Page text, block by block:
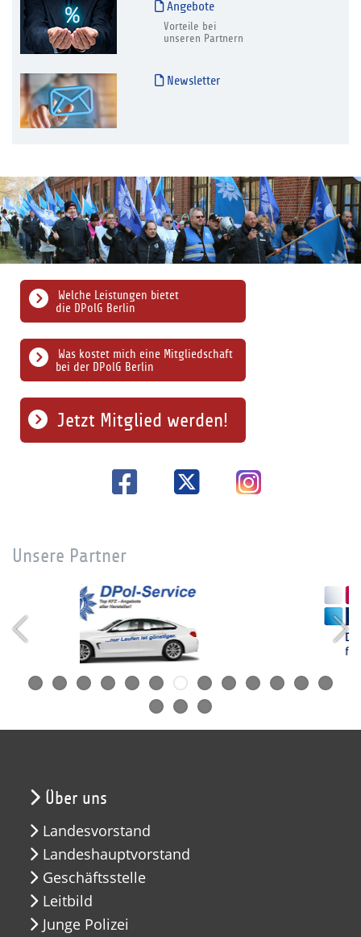
Angebote
Vorteile bei
unseren Partnern
Newsletter
Was kostet mich eine Mitgliedschaft
bei der DPolG Berlin
Welche Leistungen bietet
die DPolG Berlin
Jetzt Mitglied werden!
Unsere Partner
Über uns
Landesvorstand
Landeshauptvorstand
Geschäftsstelle
Leitbild
Junge Polizei